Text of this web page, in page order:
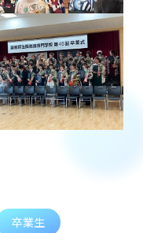
卒業生